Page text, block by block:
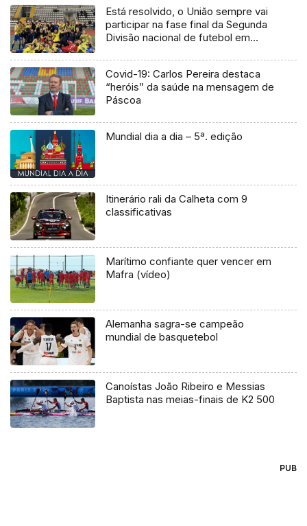
Está resolvido, o União sempre vai
participar na fase final da Segunda
Divisão nacional de futebol em
Covid-19: Carlos Pereira destaca
“heróis” da saúde na mensagem de
Páscoa
Mundial dia a dia – 5ª. edição
Itinerário rali da Calheta com 9
classificativas
Marítimo confiante quer vencer em
Mafra (vídeo)
Alemanha sagra-se campeão
mundial de basquetebol
Canoístas João Ribeiro e Messias
Baptista nas meias-finais de K2 500
PUB